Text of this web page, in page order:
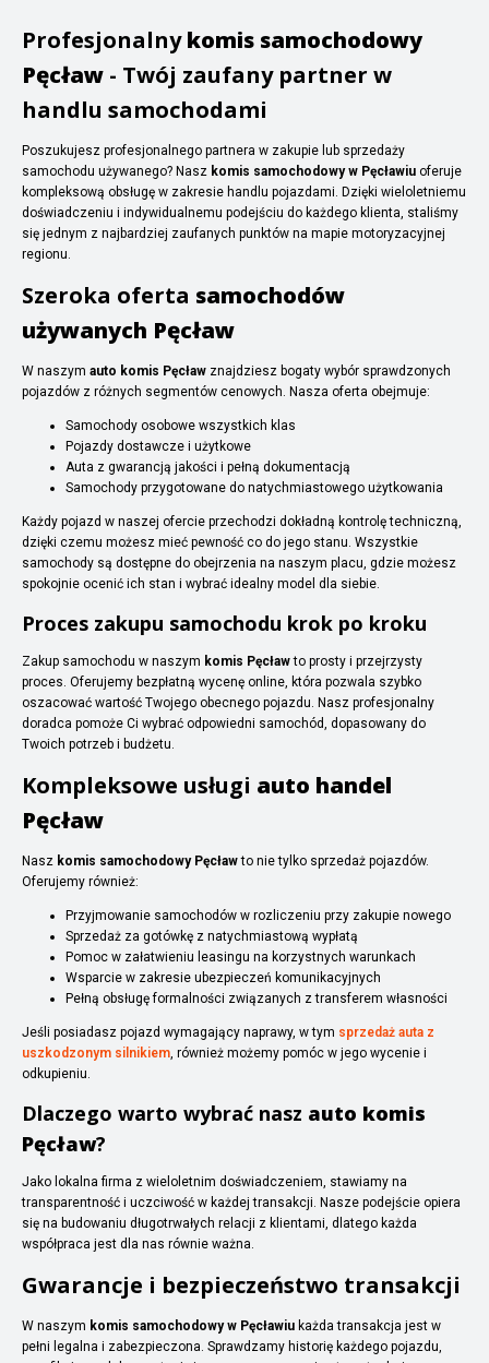
Profesjonalnykomis samochodowy
Pęcław - Twój zaufany partner w
handlu samochodami
Poszukujesz profesjonalnego partnera w zakupie lub sprzedaży
samochodu używanego? Nasz komis samochodowy w Pęcławiu oferuje
kompleksową obsługę w zakresie handlu pojazdami. Dzięki wieloletniemu
doświadczeniu i indywidualnemu podejściu do każdego klienta, staliśmy
się jednym z najbardziej zaufanych punktów na mapie motoryzacyjnej
regionu.
Szeroka oferta samochodów
używanych Pęcław
W naszym auto komis Pęcław znajdziesz bogaty wybór sprawdzonych
pojazdów z różnych segmentów cenowych. Nasza oferta obejmuje:
Samochody osobowe wszystkich klas
Pojazdy dostawcze i użytkowe
Auta z gwarancją jakości i pełną dokumentacją
Samochody przygotowane do natychmiastowego użytkowania
Każdy pojazd w naszej ofercie przechodzi dokładną kontrolę techniczną,
dzięki czemu możesz mieć pewność co do jego stanu. Wszystkie
samochody są dostępne do obejrzenia na naszym placu, gdzie możesz
spokojnie ocenić ich stan i wybrać idealny model dla siebie.
Proces zakupu samochodu krok po kroku
Zakup samochodu w naszym komis Pęcławto prosty i przejrzysty
proces. Oferujemy bezpłatną wycenę online, która pozwala szybko
oszacować wartość Twojego obecnego pojazdu. Nasz profesjonalny
doradca pomoże Ci wybrać odpowiedni samochód, dopasowany do
Twoich potrzeb i budżetu.
Kompleksowe usługi auto handel
Pęcław
Nasz komis samochodowy Pęcławto nie tylko sprzedaż pojazdów.
Oferujemy również:
Przyjmowanie samochodów w rozliczeniu przy zakupie nowego
Sprzedaż za gotówkę z natychmiastową wypłatą
Pomoc w załatwieniu leasingu na korzystnych warunkach
Wsparcie w zakresie ubezpieczeń komunikacyjnych
Pełną obsługę formalności związanych z transferem własności
Jeśli posiadasz pojazd wymagający naprawy, w tym sprzedaż auta z
uszkodzonym silnikiem, również możemy pomóc w jego wycenie i
odkupieniu.
Dlaczego warto wybrać nasz auto komis
Pęcław?
Jako lokalna firma z wieloletnim doświadczeniem, stawiamy na
transparentność i uczciwość w każdej transakcji. Nasze podejście opiera
się na budowaniu długotrwałych relacji z klientami, dlatego każda
współpraca jest dla nas równie ważna.
Gwarancje i bezpieczeństwo transakcji
W naszym komis samochodowy w Pęcławiu każda transakcja jest w
pełni legalna i zabezpieczona. Sprawdzamy historię każdego pojazdu,